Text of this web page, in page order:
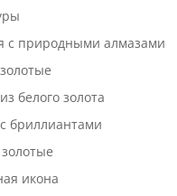
с природными алмазами
белого золота
бриллиантами
икона